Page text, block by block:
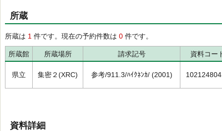
所蔵
所蔵は 1 件です。現在の予約件数は 0 件です。
所蔵館 所蔵場所 請求記号 資料コー
県立 集密２(XRC) 参考/911.3/ﾊｲｸﾈﾝｶ/ (2001)
資料詳細